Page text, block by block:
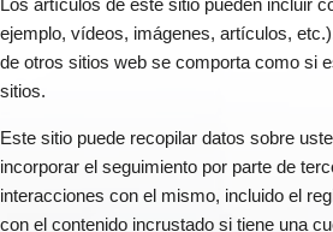
Los artículos de este sitio pueden incluir
ejemplo, vídeos, imágenes, artículos,
de otros sitios web se comporta como si
sitios.
Este sitio puede recopilar datos sobre
incorporar el seguimiento por parte de
interacciones con el mismo, incluido el
con el contenido incrustado si tiene una